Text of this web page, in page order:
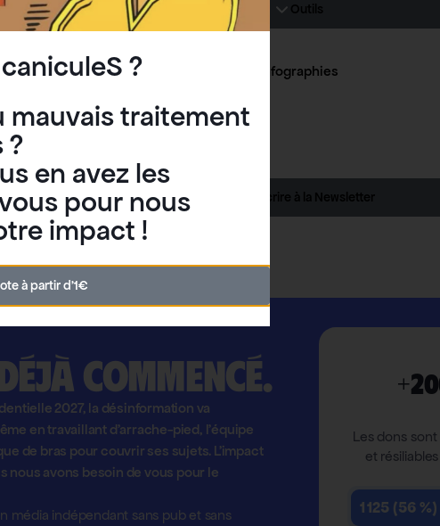
Outils
Infographies
S'inscrire à la Newsletter
commencé.
2027, la désinformation va
en travaillant d'arrache-pied, l'équipe
de bras pour couvrir ses sujets. L'impact
nous avons besoin de vous pour le
média indépendant sans pub et sans
Les dons sont
et
1 125 (56 %)
?
mauvais traitement
?
en avez les
pour nous
impact !
à partir d'1€